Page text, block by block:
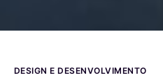
DESIGN E DESENVOLVIMENTO